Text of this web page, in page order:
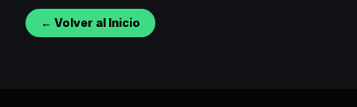
← Volver al Inicio